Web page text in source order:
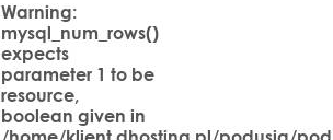
Warning:
mysql_num_rows()
expects
parameter 1 to be
resource,
boolean given in